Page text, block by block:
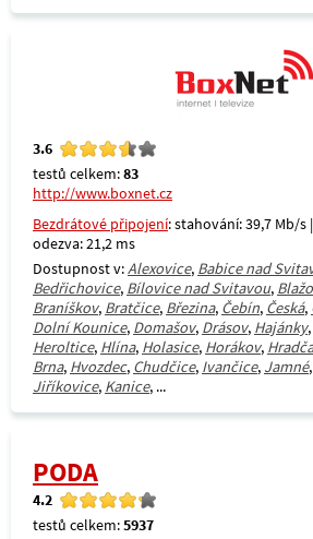
3.6
testů celkem:83
http://www.boxnet.cz
Bezdrátové připojení: stahování: 39,7 Mb/s
odezva: 21,2 ms
Dostupnost v:Alexovice, Babice nad
Bedřichovice, Bílovice nad Svitavou,
Braníškov, Bratčice, Březina, Čebín, Česká,
Dolní Kounice, Domašov, Drásov, Hajánky,
Heroltice, Hlína, Holasice, Horákov,
Brna, Hvozdec, Chudčice, Ivančice, Jamné,
Jiříkovice, Kanice, ...
PODA
4.2
testů celkem:5937